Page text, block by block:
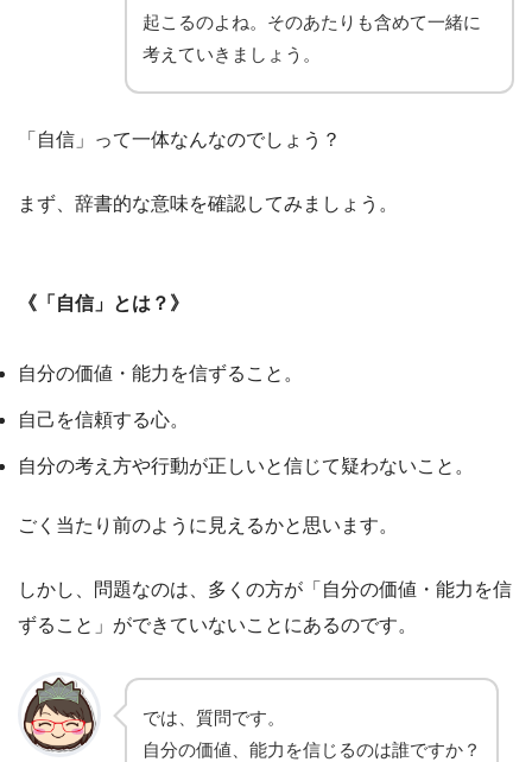
起こるのよね。そのあたりも含めて一緒に
考えていきましょう。
「自信」って一体なんなのでしょう？
まず、辞書的な意味を確認してみましょう。
《「自信」とは？》
自分の価値・能力を信ずること。
自己を信頼する心。
自分の考え方や行動が正しいと信じて疑わないこと。
ごく当たり前のように見えるかと思います。
しかし、問題なのは、多くの方が「自分の価値・能力を信
ずること」ができていないことにあるのです。
では、質問です。
自分の価値、能力を信じるのは誰ですか？